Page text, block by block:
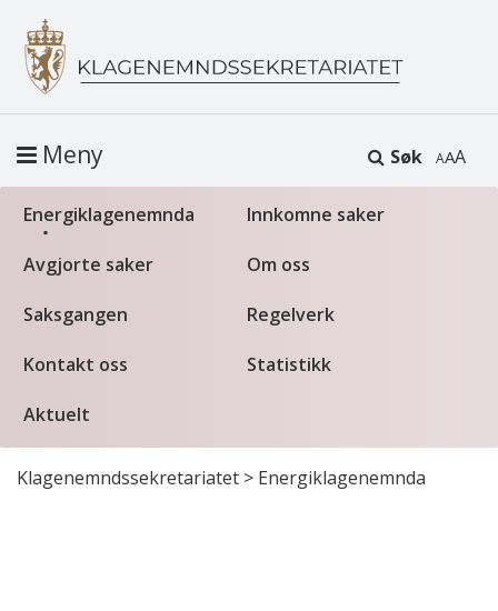
Søk A
Meny
Energiklagenemnda Innkomne saker
Avgjorte saker Om oss
Saksgangen Regelverk
Kontakt oss Statistikk
Aktuelt
Klagenemndssekretariatet > Energiklagenemnda